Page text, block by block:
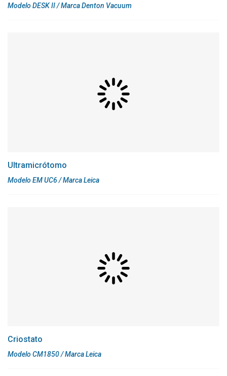
Modelo DESK II / Marca Denton Vacuum
Ultramicrótomo
Modelo EM UC6 / Marca Leica
Criostato
Modelo CM1850 / Marca Leica